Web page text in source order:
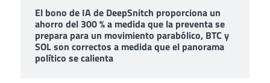
El bono de IA de DeepSnitch proporciona un
ahorro del 300 % a medida que la preventa se
prepara para un movimiento parabólico, BTC y
SOL son correctos a medida que el panorama
político se calienta